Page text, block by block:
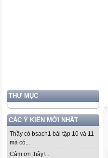
THƯ MỤC
CÁC Ý KIẾN MỚI NHẤT
Thầy có bsach1 bài tập 10 và 11
mà có...
Cảm ơn thầy!...